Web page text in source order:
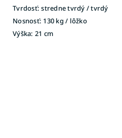
Tvrdosť: stredne tvrdý / tvrdý
Nosnosť: 130 kg / lôžko
Výška: 21 cm